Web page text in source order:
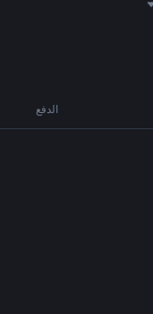
الدفع